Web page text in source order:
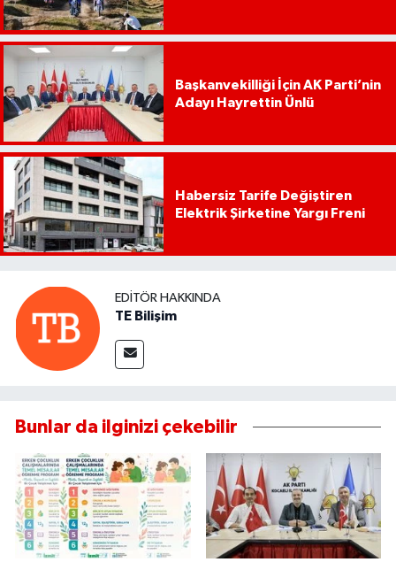
Başkanvekilliği İçin AK Parti’nin
Adayı Hayrettin Ünlü
Habersiz Tarife Değiştiren
Elektrik Şirketine Yargı Freni
EDITÖR HAKKINDA
TE Bilişim
Bunlar da ilginizi çekebilir